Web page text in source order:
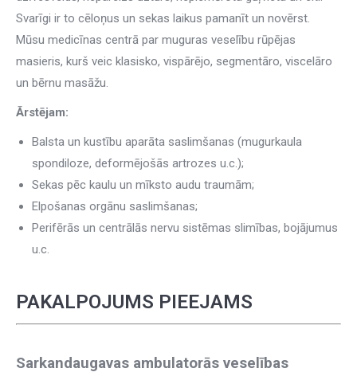
Svarīgi ir to cēloņus un sekas laikus pamanīt un novērst.
Mūsu medicīnas centrā par muguras veselību rūpējas
masieris, kurš veic klasisko, vispārējo, segmentāro, viscelāro
un bērnu masāžu.
Ārstējam:
Balsta un kustību aparāta saslimšanas (mugurkaula
spondiloze, deformējošās artrozes u.c.);
Sekas pēc kaulu un mīksto audu traumām;
Elpošanas orgānu saslimšanas;
Perifērās un centrālās nervu sistēmas slimības, bojājumus
u.c.
PAKALPOJUMS PIEEJAMS
Sarkandaugavas ambulatorās veselības